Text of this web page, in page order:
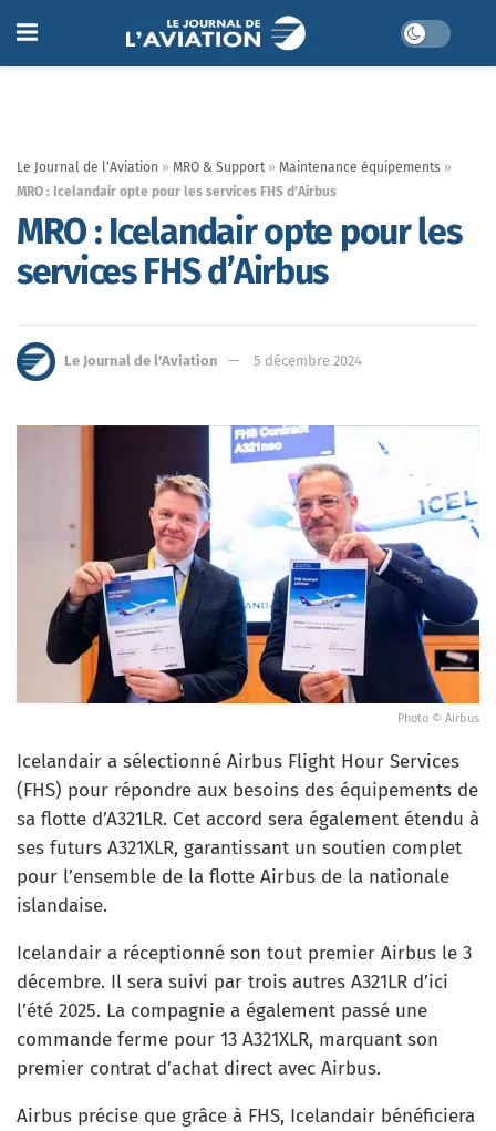
Le Journal de l'Aviation » MRO & Support » Maintenance équipements »
MRO : Icelandair opte pour les services FHS d’Airbus
MRO : Icelandair opte pour les
services FHS d’Airbus
Le Journal de l'Aviation 5 décembre 2024
Photo © Airbus
Icelandair a sélectionné Airbus Flight Hour Services
(FHS) pour répondre aux besoins des équipements de
sa flotte d’A321LR. Cet accord sera également étendu à
ses futurs A321XLR, garantissant un soutien complet
pour l’ensemble de la flotte Airbus de la nationale
islandaise.
Icelandair a réceptionné son tout premier Airbus le 3
décembre. Il sera suivi par trois autres A321LR d’ici
l’été 2025. La compagnie a également passé une
commande ferme pour 13 A321XLR, marquant son
premier contrat d’achat direct avec Airbus.
Airbus précise que grâce à FHS, Icelandair bénéficiera